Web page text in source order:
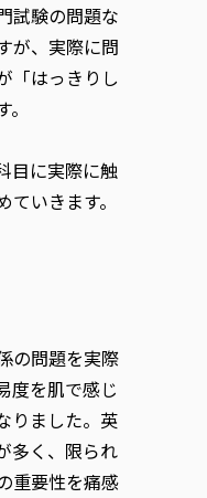
試験の問題な
が、実際に問
「はっきりし
目に実際に触
いきます。
の問題を実際
度を肌で感じ
りました。英
多く、限られ
重要性を痛感